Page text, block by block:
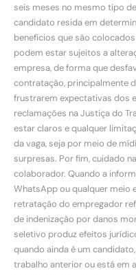
seis meses no mesmo tipo
candidato resida em
benefícios que são
podem estar sujeitos a
empresa, de forma que
contratação, principalmente
frustrarem expectativas dos
reclamações na Justiça do
estar claros e qualquer
da vaga, seja por meio de
surpresas. Por fim, cuidado
colaborador. Quando a
WhatsApp ou qualquer meio
retratação do empregador
de indenização por danos
seletivo produz efeitos
quando ainda é um
trabalho anterior ou está em